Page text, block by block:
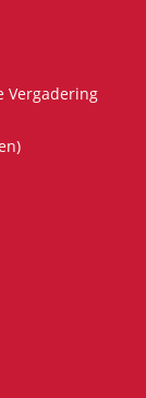
Vergadering